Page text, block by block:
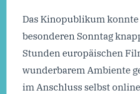
Das Kinopublikum konnte
besonderen Sonntag
Stunden europäischen
wunderbarem Ambiente
im Anschluss selbst